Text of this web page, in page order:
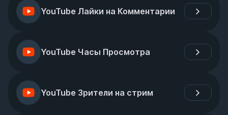
YouTube Лайки на Комментарии
YouTube Часы Просмотра
YouTube Зрители на стрим